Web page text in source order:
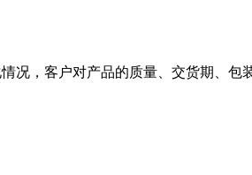
况，客户对产品的质量、交货期、包